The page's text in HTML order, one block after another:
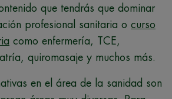
que tendrás que dominar
profesional sanitaria o curso
como enfermería, TCE,
quiromasaje y muchos más.
en el área de la sanidad son